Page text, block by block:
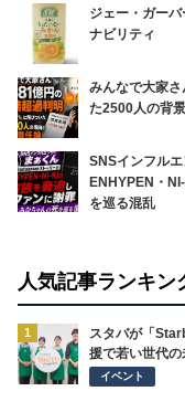
ジェー・ガー
ナビリティ
みんなで大家さん 約2881億円の債務超過 高配当7％に
た2500人の背
SNSインフルエンサーまぁ
ENHYPEN・NI-KI
を巡る混乱
人気記事ランキン
1
スタバが「
援で若い世代
イベント